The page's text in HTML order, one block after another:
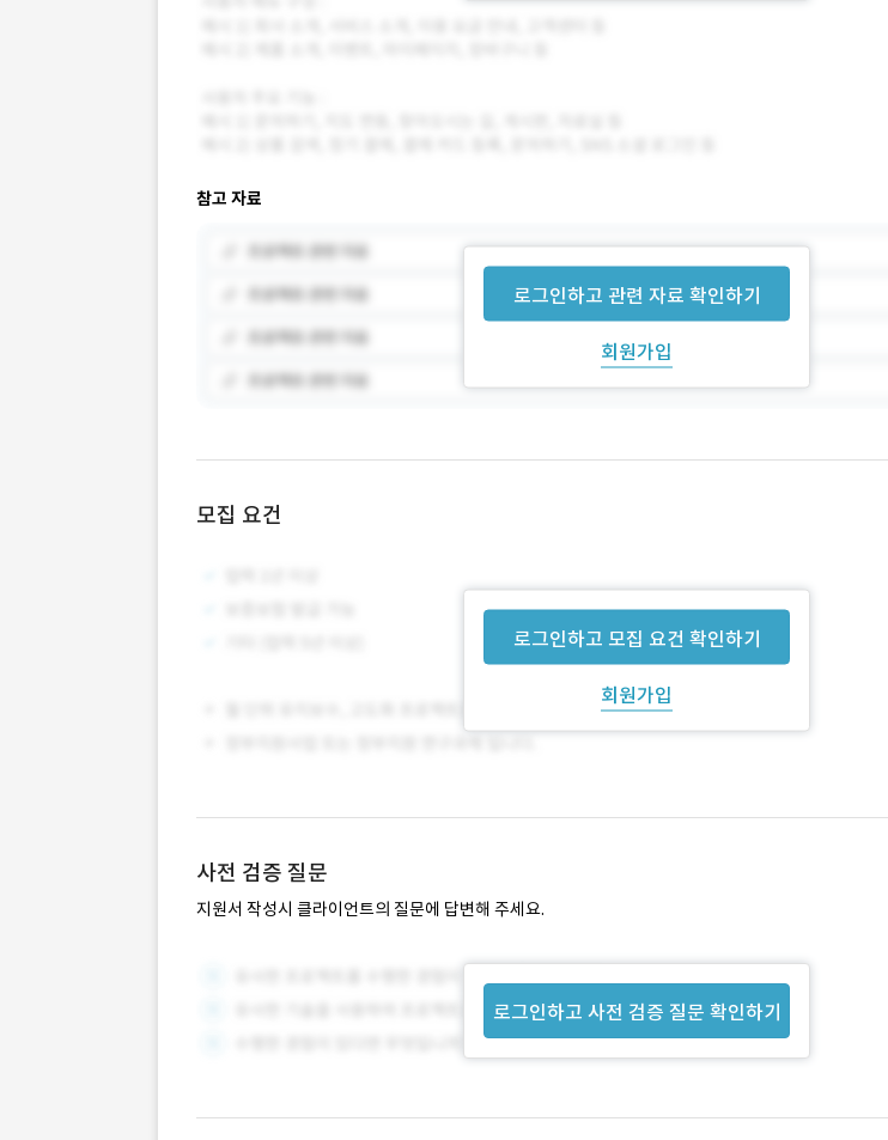
참고 자료
로그인하고 관련 자료 확인하기
회원가입
모집 요건
로그인하고 모집 요건 확인하기
회원가입
사전 검증 질문
지원서 작성시 클라이언트의 질문에 답변해 주세요.
로그인하고 사전 검증 질문 확인하기